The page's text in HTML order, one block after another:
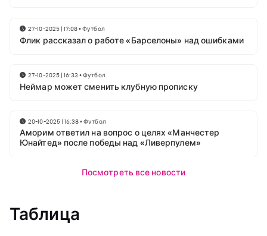
27-10-2025 | 17:08•Футбол
Флик рассказал о работе «Барселоны» над ошибками
27-10-2025 | 16:33 •Футбол
Неймар может сменить клубную прописку
20-10-2025 | 16:38•Футбол
Аморим ответил на вопрос о целях «Манчестер
Юнайтед» после победы над «Ливерпулем»
Посмотреть все новости
Таблица